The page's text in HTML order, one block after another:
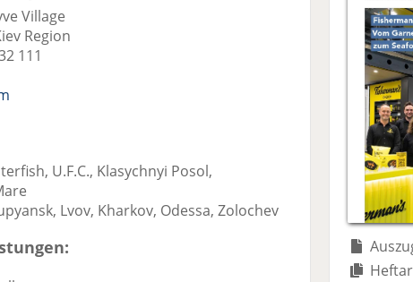
Village
Region
111
U.F.C., Klasychnyi Posol,
Lvov, Kharkov, Odessa, Zolochev